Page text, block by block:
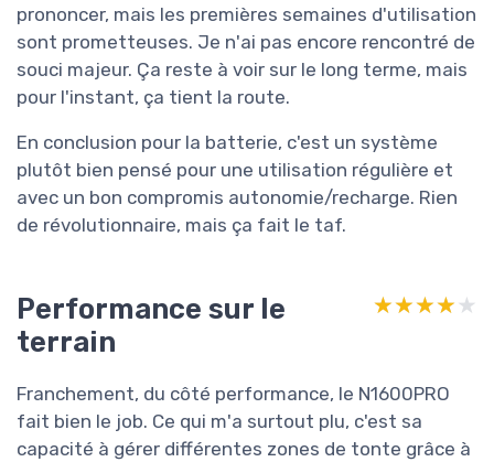
prononcer, mais les premières semaines d'utilisation
sont prometteuses. Je n'ai pas encore rencontré de
souci majeur. Ça reste à voir sur le long terme, mais
pour l'instant, ça tient la route.
En conclusion pour la batterie, c'est un système
plutôt bien pensé pour une utilisation régulière et
avec un bon compromis autonomie/recharge. Rien
de révolutionnaire, mais ça fait le taf.
Performance sur le
terrain
★★★★★
★★★★★
Franchement, du côté performance, le N1600PRO
fait bien le job. Ce qui m'a surtout plu, c'est sa
capacité à gérer différentes zones de tonte grâce à